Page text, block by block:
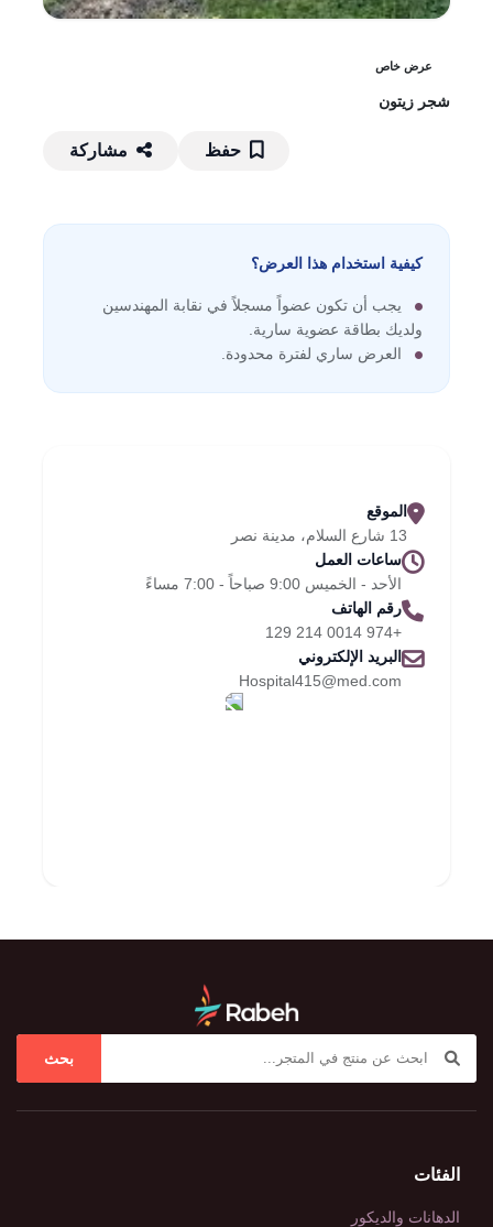
عرض خاص
شجر زيتون
مشاركة حفظ
كيفية استخدام هذا العرض؟
يجب أن تكون عضواً مسجلاً في نقابة المهندسين
ولديك بطاقة عضوية سارية.
العرض ساري لفترة محدودة.
الموقع
13 شارع السلام، مدينة نصر
ساعات العمل
الأحد - الخميس 9:00 صباحاً - 7:00 مساءً
رقم الهاتف
+974 0014 214 129
البريد الإلكتروني
Hospital415@med.com
بحث
الفئات
الدهانات والديكور